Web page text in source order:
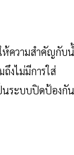
ความสำคัญกับ
งไม่มีการใส่
นระบบปิดป้องกัน